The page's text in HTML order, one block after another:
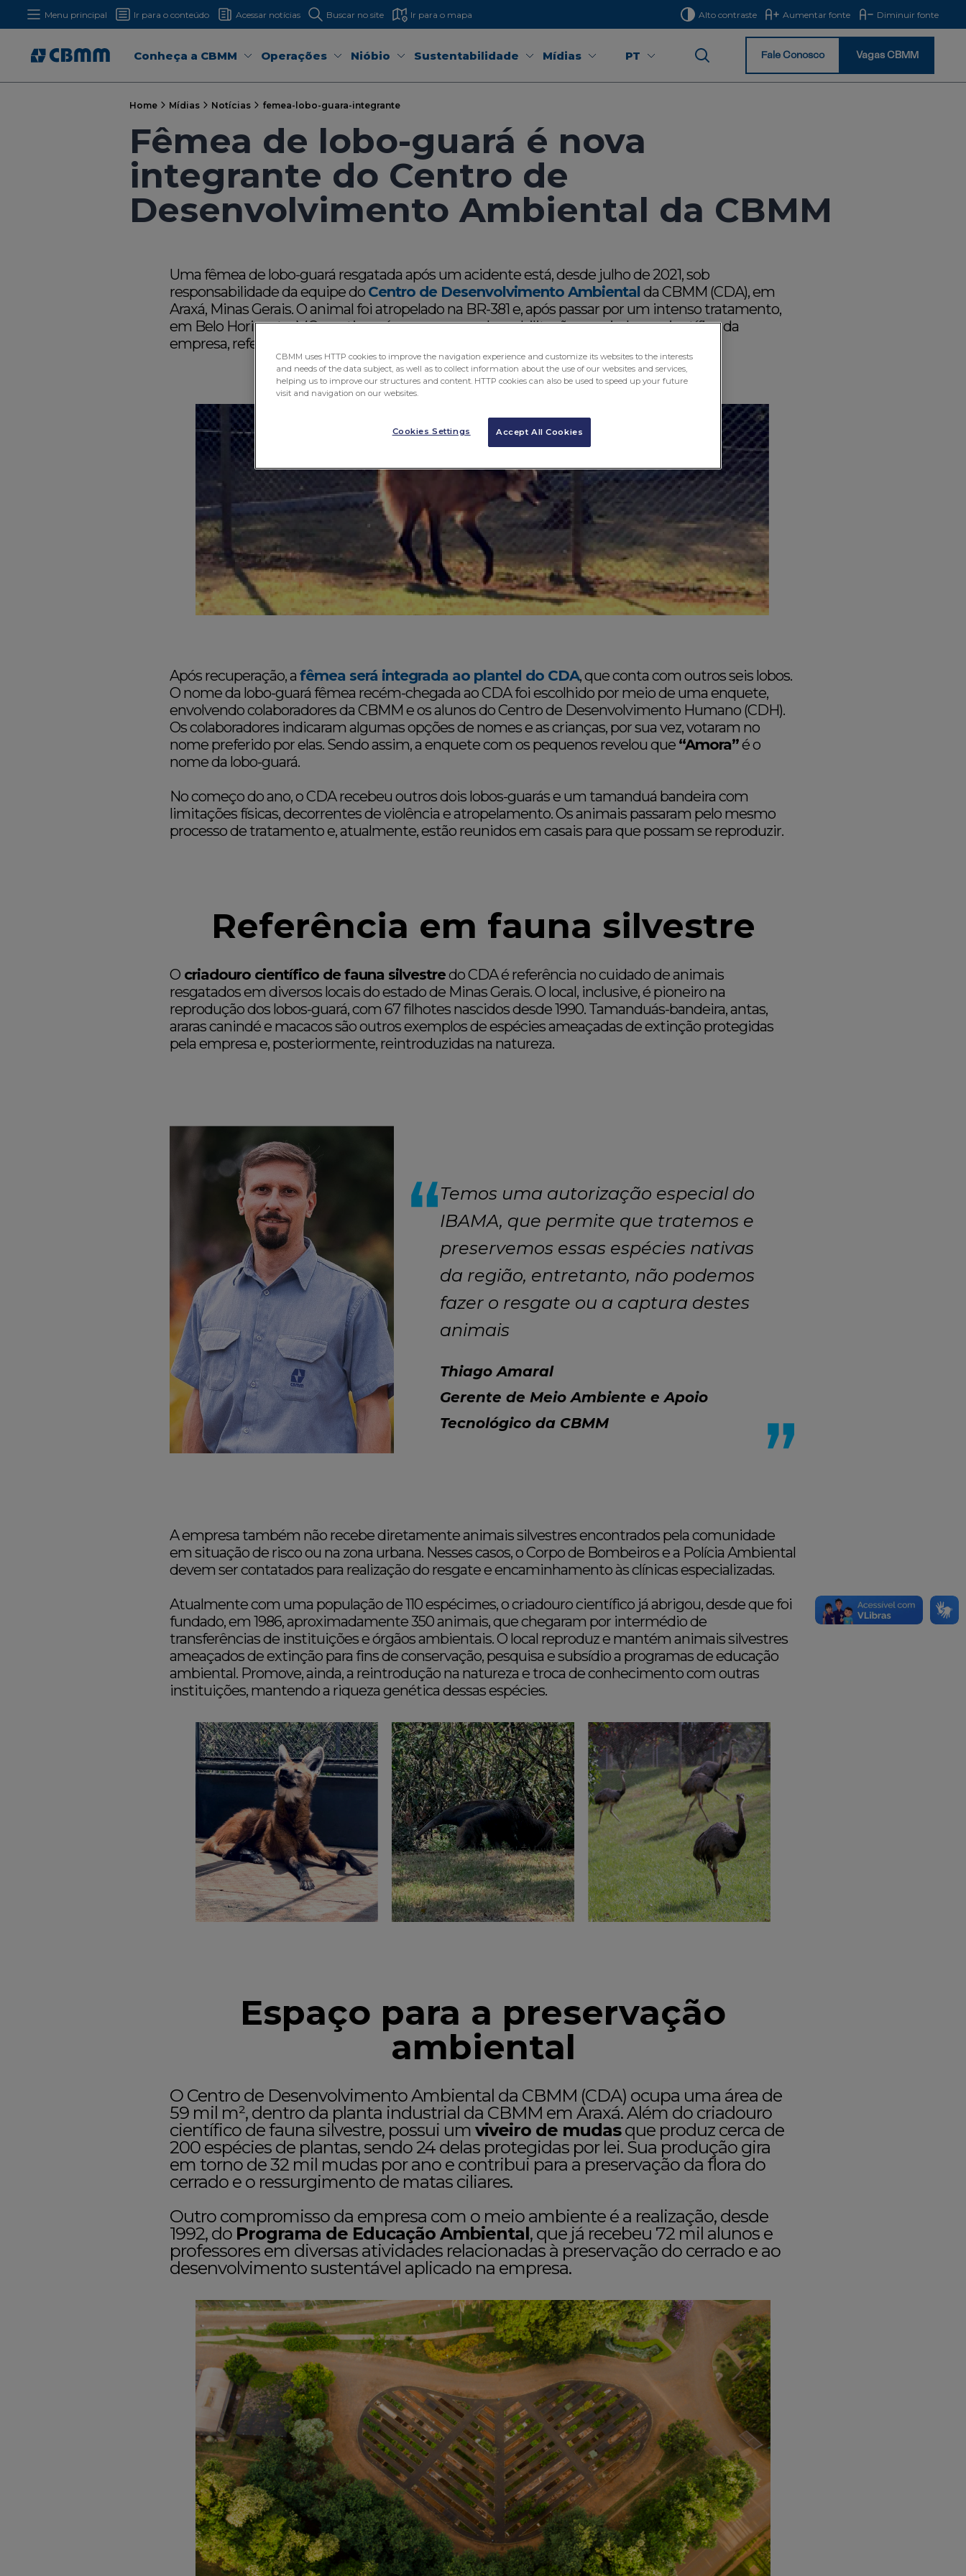
Menu principal Ir para o conteúdo Acessar notícias Buscar no site Ir para o mapa Alto contraste Aumentar fonte Diminuir fonte
Conheça a CBMM Operações Nióbio Sustentabilidade Mídias PT Início Fale Conosco Vagas CBMM
Home Mídias Notícias femea-lobo-guara-integrante
Fêmea de lobo-guará é nova
integrante do Centro de
Desenvolvimento Ambiental da CBMM
Uma fêmea de lobo-guará resgatada após um acidente está, desde julho de 2021, sob
responsabilidade da equipe do Centro de Desenvolvimento Ambiental da CBMM (CDA), em
Araxá, Minas Gerais. O animal foi atropelado na BR-381 e, após passar por um intenso tratamento,
em Belo Horizonte-MG, continuará seu processo de reabilitação no criadouro científico da
empresa, referência no cuidado a essa espécie da fauna do cerrado.
Após recuperação, a fêmea será integrada ao plantel do CDA, que conta com outros seis lobos.
O nome da lobo-guará fêmea recém-chegada ao CDA foi escolhido por meio de uma enquete,
envolvendo colaboradores da CBMM e os alunos do Centro de Desenvolvimento Humano (CDH).
Os colaboradores indicaram algumas opções de nomes e as crianças, por sua vez, votaram no
nome preferido por elas. Sendo assim, a enquete com os pequenos revelou que “Amora”é o
nome da lobo-guará.
No começo do ano, o CDA recebeu outros dois lobos-guarás e um tamanduá bandeira com
limitações físicas, decorrentes de violência e atropelamento. Os animais passaram pelo mesmo
processo de tratamento e, atualmente, estão reunidos em casais para que possam se reproduzir.
Referência em fauna silvestre
O criadouro científico de fauna silvestredo CDA é referência no cuidado de animais
resgatados em diversos locais do estado de Minas Gerais. O local, inclusive, é pioneiro na
reprodução dos lobos-guará, com 67 filhotes nascidos desde 1990. Tamanduás-bandeira, antas,
araras canindé e macacos são outros exemplos de espécies ameaçadas de extinção protegidas
pela empresa e, posteriormente, reintroduzidas na natureza.
Temos uma autorização especial do
IBAMA, que permite que tratemos e
preservemos essas espécies nativas
da região, entretanto, não podemos
fazer o resgate ou a captura destes
animais
Thiago Amaral
Gerente de Meio Ambiente e Apoio
Tecnológico da CBMM
A empresa também não recebe diretamente animais silvestres encontrados pela comunidade
em situação de risco ou na zona urbana. Nesses casos, o Corpo de Bombeiros e a Polícia Ambiental
devem ser contatados para realização do resgate e encaminhamento às clínicas especializadas.
Atualmente com uma população de 110 espécimes, o criadouro científico já abrigou, desde que foi
fundado, em 1986, aproximadamente 350 animais, que chegaram por intermédio de
transferências de instituições e órgãos ambientais. O local reproduz e mantém animais silvestres
ameaçados de extinção para fins de conservação, pesquisa e subsídio a programas de educação
ambiental. Promove, ainda, a reintrodução na natureza e troca de conhecimento com outras
instituições, mantendo a riqueza genética dessas espécies.
Espaço para a preservação
ambiental
O Centro de Desenvolvimento Ambiental da CBMM (CDA) ocupa uma área de
59 mil m², dentro da planta industrial da CBMM em Araxá. Além do criadouro
científico de fauna silvestre, possui um viveiro de mudasque produz cerca de
200 espécies de plantas, sendo 24 delas protegidas por lei. Sua produção gira
em torno de 32 mil mudas por ano e contribui para a preservação da flora do
cerrado e o ressurgimento de matas ciliares.
Outro compromisso da empresa com o meio ambiente é a realização, desde
1992, do Programa de Educação Ambiental, que já recebeu 72 mil alunos e
professores em diversas atividades relacionadas à preservação do cerrado e ao
desenvolvimento sustentável aplicado na empresa.
CBMM uses HTTP cookies to improve the navigation experience and customize its websites to the interests
and needs of the data subject, as well as to collect information about the use of our websites and services,
helping us to improve our structures and content. HTTP cookies can also be used to speed up your future
visit and navigation on our websites.
Accept All Cookies
Cookies Settings